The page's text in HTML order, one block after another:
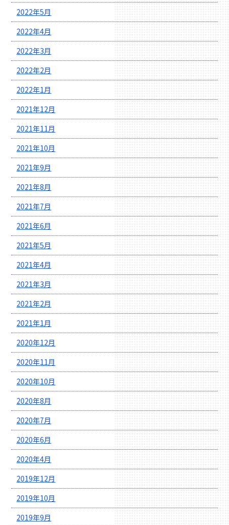
2022年5月
2022年4月
2022年3月
2022年2月
2022年1月
2021年12月
2021年11月
2021年10月
2021年9月
2021年8月
2021年7月
2021年6月
2021年5月
2021年4月
2021年3月
2021年2月
2021年1月
2020年12月
2020年11月
2020年10月
2020年8月
2020年7月
2020年6月
2020年4月
2019年12月
2019年10月
2019年9月